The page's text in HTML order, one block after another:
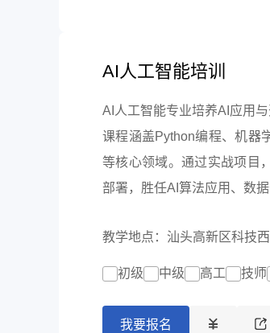
AI人工智能培训
AI人工智能专业培养AI应用与
课程涵盖Python编程、机器
等核心领域。通过实战项目
部署，胜任AI算法应用、数据
教学地点：汕头高新区科技
初级 中级 高工 技师
我要报名